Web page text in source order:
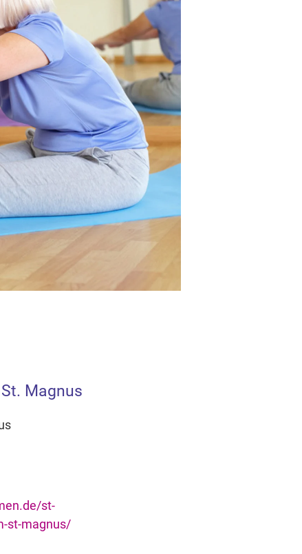
Magnus
st-
st-magnus/